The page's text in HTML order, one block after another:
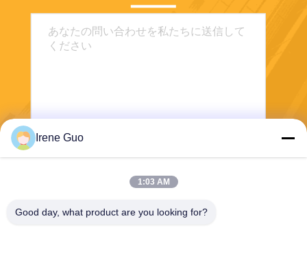
Irene Guo
1:03 AM
Good day, what product are you looking for?